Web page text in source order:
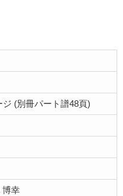
(別冊パート譜48頁)
博幸